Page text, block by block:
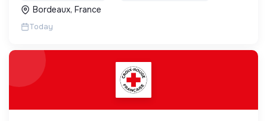
Bordeaux, France
Today